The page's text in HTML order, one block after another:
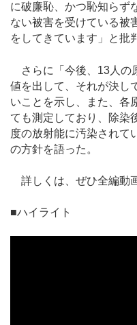
に破廉恥、かつ恥知らず
ない被害を受けている被
をしてきています」と批
さらに「今後、13人の
値を出して、それが決し
いことを示し、また、各
ても測定しており、除染
度の放射能に汚染されて
の方針を語った。
詳しくは、ぜひ全編動
■ハイライト